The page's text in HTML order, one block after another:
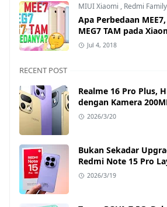
MIUI Xiaomi , Redmi Family
Apa Perbedaan
MEG7 TAM pada
Plus? Benarkah MEG7
Jul 4, 2018
RECENT POST
Realme 16 Pro Plus,
dengan Kamera
Badak
2026/3/20
Bukan Sekadar
Redmi Note 15 Pro
Dipertimbangkan
2026/3/19